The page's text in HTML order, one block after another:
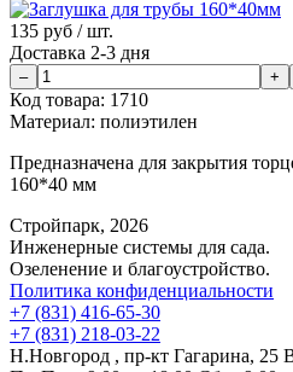
135 руб / шт.
Доставка 2-3 дня
Код товара: 1710
Материал: полиэтилен
Предназначена для закрытия
160*40 мм
Стройпарк, 2026
Инженерные системы для сада.
Озеленение и благоустройство.
Политика конфиденциальности
+7 (831) 416-65-30
+7 (831) 218-03-22
Н.Новгород , пр-кт Гагарина, 25